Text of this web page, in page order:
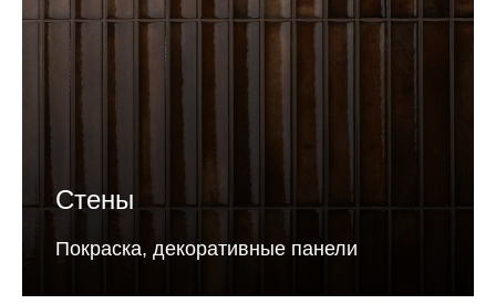
Стены
Покраска, декоративные панели